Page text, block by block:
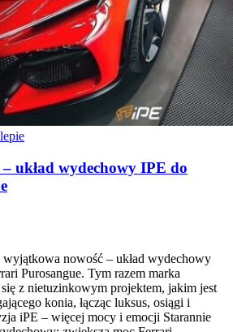
układ wydechowy IPE do
nowość – układ wydechowy
Purosangue. Tym razem marka
z nietuzinkowym projektem, jakim jest
konia, łącząc luksus, osiągi i
iPE – więcej mocy i emocji Starannie